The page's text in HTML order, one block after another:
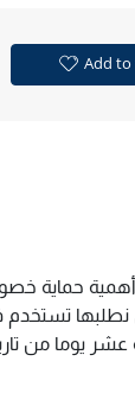
Add to
حماية
نطلبها
عشر يوما من